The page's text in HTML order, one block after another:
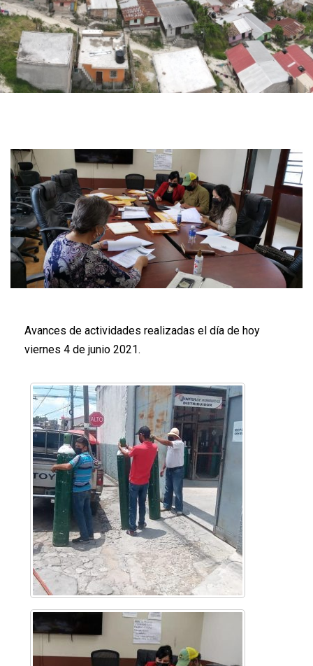
Avances de actividades realizadas el día de hoy
viernes 4 de junio 2021.